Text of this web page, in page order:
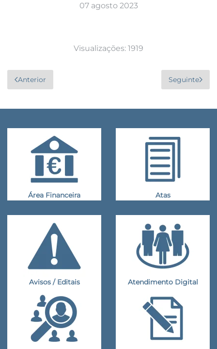
07 agosto 2023
Visualizações: 1919
Anterior Seguinte
Área Financeira Atas
Avisos / Editais Atendimento Digital